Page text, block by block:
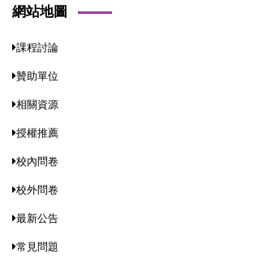
網站地圖
課程討論
贊助單位
相關資源
授權推薦
校內問卷
校外問卷
最新公告
常見問題